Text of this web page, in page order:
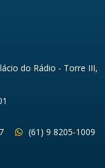
do Rádio - Torre III,
(61) 9 8205-1009